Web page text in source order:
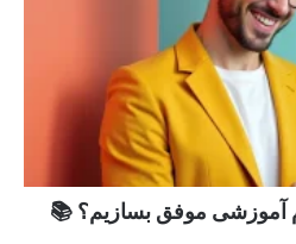
آموزشی موفق بسازیم؟ 📚